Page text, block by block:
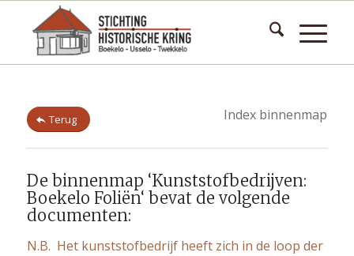
Terug Index binnenmap
De binnenmap ‘Kunststofbedrijven:
Boekelo Foliën‘ bevat de volgende
documenten:
N.B. Het kunststofbedrijf heeft zich in de loop der